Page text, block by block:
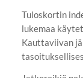
Tuloskortin
lukemaa
Kauttaviivan